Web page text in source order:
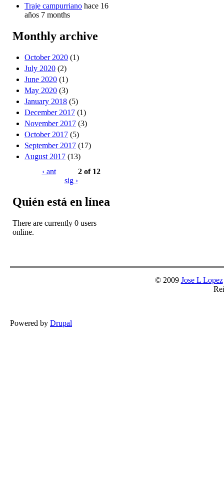
Traje campurriano hace 16
años 7 months
Monthly archive
October 2020 (1)
July 2020 (2)
June 2020 (1)
May 2020 (3)
January 2018 (5)
December 2017 (1)
November 2017 (3)
October 2017 (5)
September 2017 (17)
August 2017 (13)
‹ ant
2 of 12
sig ›
Quién está en línea
There are currently 0 users
online.
© 2009 Jose L Lopez
Powered by Drupal